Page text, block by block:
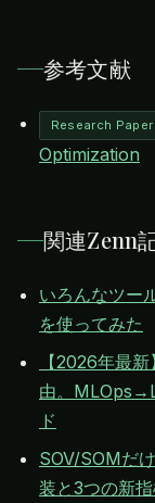
参考文献
Research Paper
Optimization
関連Zenn
いろんなツー
を使ってみた
【2026年最
由。
ド
SOV/SOMだ
装と3つの新